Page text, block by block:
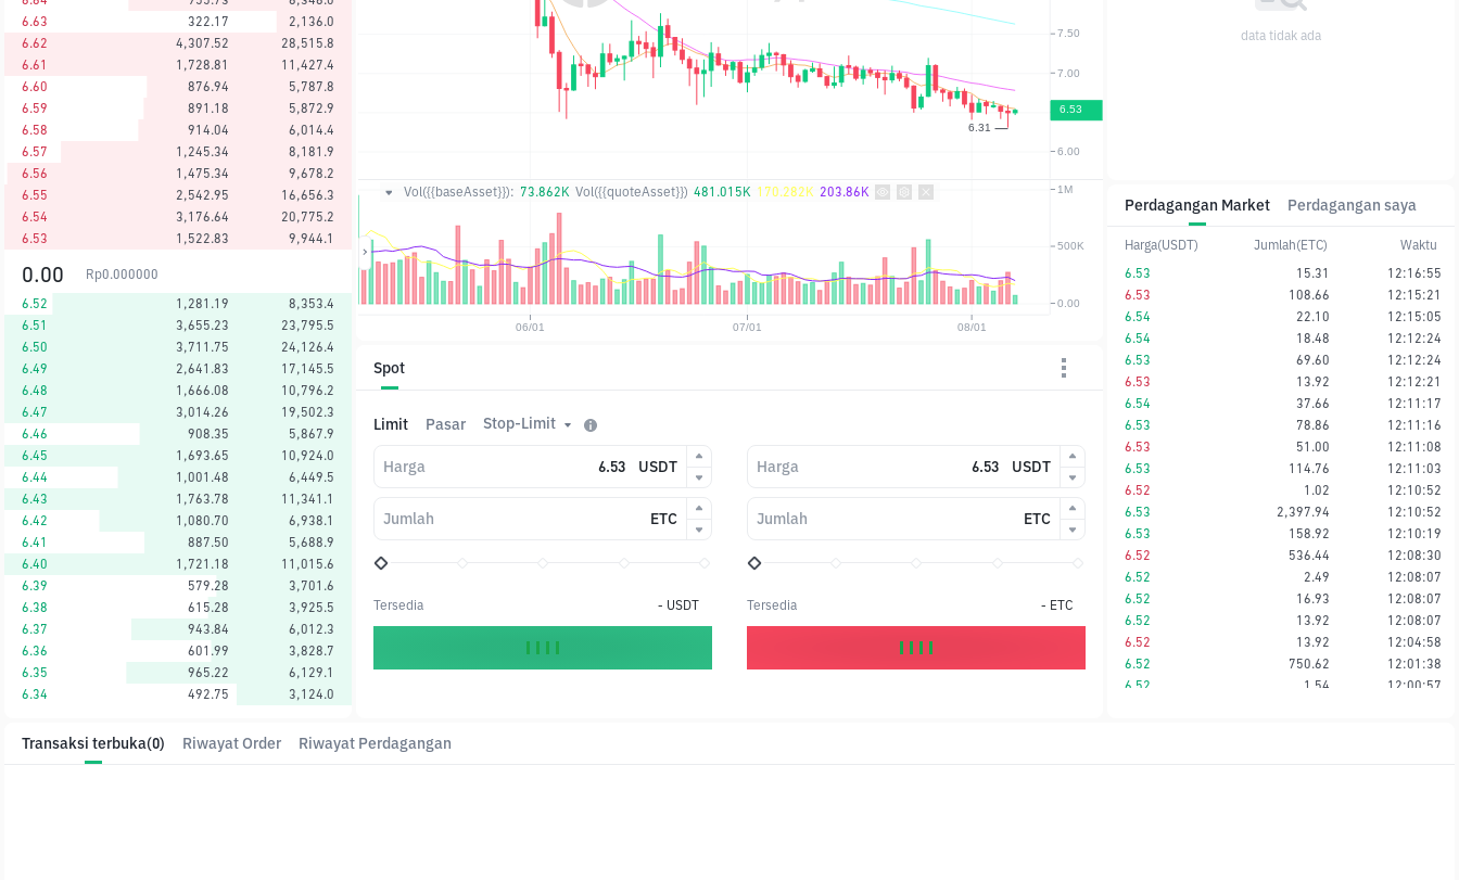
6.63
322.17
2,136.0
6.62
4,307.52
28,515.8
6.61
1,728.81
11,427.4
6.60
876.94
5,787.8
6.59
891.18
5,872.9
6.58
914.04
6,014.4
6.57
1,245.34
8,181.9
6.56
1,475.34
9,678.2
6.55
2,542.95
16,656.3
6.54
3,176.64
20,775.2
6.53
1,522.83 9,944.1
0.00 Rp0.000000
6.52
1,281.19
8,353.4
6.51
3,655.23
23,795.5
6.50
3,711.75
24,126.4
6.49
2,641.83
17,145.5
6.48
1,666.08
10,796.2
6.47
3,014.26
19,502.3
6.46
908.35
5,867.9
6.45
1,693.65
10,924.0
6.44
1,001.48
6,449.5
6.43
1,763.78
11,341.1
6.42
1,080.70
6,938.1
6.41
887.50
5,688.9
6.40
1,721.18
11,015.6
6.39
579.28
3,701.6
6.38
615.28
3,925.5
6.37
943.84
6,012.3
6.36
601.99
3,828.7
6.35
965.22
6,129.1
6.34
492.75 3,124.0
Vol({{baseAsset}}): 73.862K Vol({{quoteAsset}}) 481.015K 170.282K 203.86K
Spot
Limit Pasar Stop-Limit
Harga USDT
Jumlah ETC
Tersedia - USDT
Harga USDT
Jumlah ETC
Tersedia - ETC
Perdagangan Market Perdagangan saya
Harga(USDT) Jumlah(ETC)
Waktu
6.53
15.31
12:16:55
6.53
108.66
12:15:21
6.54
22.10
12:15:05
6.54
18.48
12:12:24
6.53
69.60
12:12:24
6.53
13.92
12:12:21
6.54
37.66
12:11:17
6.53
78.86
12:11:16
6.53
51.00
12:11:08
6.53
114.76
12:11:03
6.52
1.02
12:10:52
6.53
2,397.94
12:10:52
6.53
158.92
12:10:19
6.52
536.44
12:08:30
6.52
2.49
12:08:07
6.52
16.93
12:08:07
6.52
13.92
12:08:07
6.52
13.92
12:04:58
6.52
750.62
12:01:38
6.52
1.54
12:00:57
data tidak ada
Transaksi terbuka(0) Riwayat Order Riwayat Perdagangan